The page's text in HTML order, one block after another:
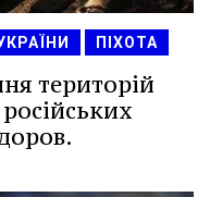
ПІХОТА
територій